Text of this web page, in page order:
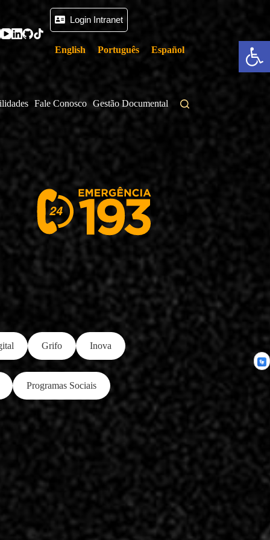
Abrir a barra de ferramentas
Login Intranet
English Português Español
Fale Conosco Gestão Documental
Grifo Inova
Programas Sociais